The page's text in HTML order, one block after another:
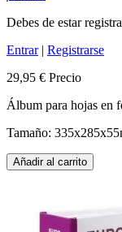
Debes de estar
Entrar| Registrarse
29,95 € Precio
Álbum para hojas en
Tamaño:
Añadir al carrito